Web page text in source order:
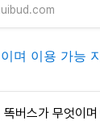
며 이용 가능